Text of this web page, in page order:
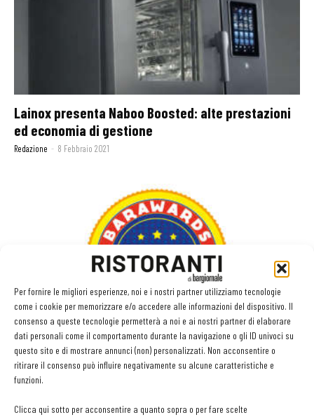
Per fornire le migliori esperienze, noi e i nostri partner utilizziamo tecnologie
come i cookie per memorizzare e/o accedere alle informazioni del dispositivo. Il
consenso a queste tecnologie permetterà a noi e ai nostri partner di elaborare
dati personali come il comportamento durante la navigazione o gli ID univoci su
questo sito e di mostrare annunci (non) personalizzati. Non acconsentire o
ritirare il consenso può influire negativamente su alcune caratteristiche e
funzioni.
Clicca qui sotto per acconsentire a quanto sopra o per fare scelte
Lainox presenta Naboo Boosted: alte prestazioni
ed economia di gestione
Redazione - 8 Febbraio 2021
Barawards 2020 Premio Innovazione dell’anno:
scopri e vota i candidati
18 Dicembre 2020